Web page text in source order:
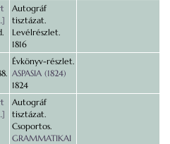
Autográf
tisztázat.
Levélrészlet.
1816
Évkönyv-részlet.
ASPASIA (1824)
1824
Autográf
tisztázat.
Csoportos.
GRAMMATIKAI